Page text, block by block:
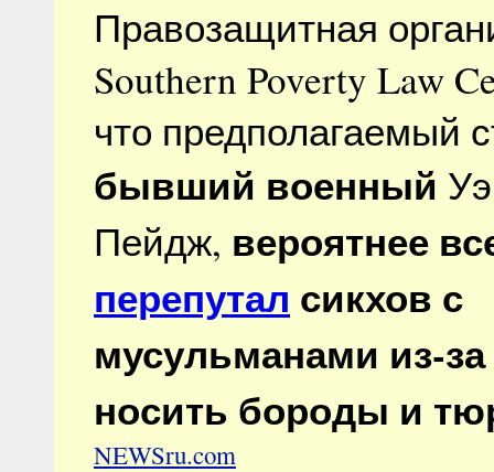
Правозащитная
Southern Poverty Law
что предполагаемый
бывший военный
Пейдж, вероятнее
перепутал сикхов с
мусульманами из-
носить бороды и
NEWSru.com